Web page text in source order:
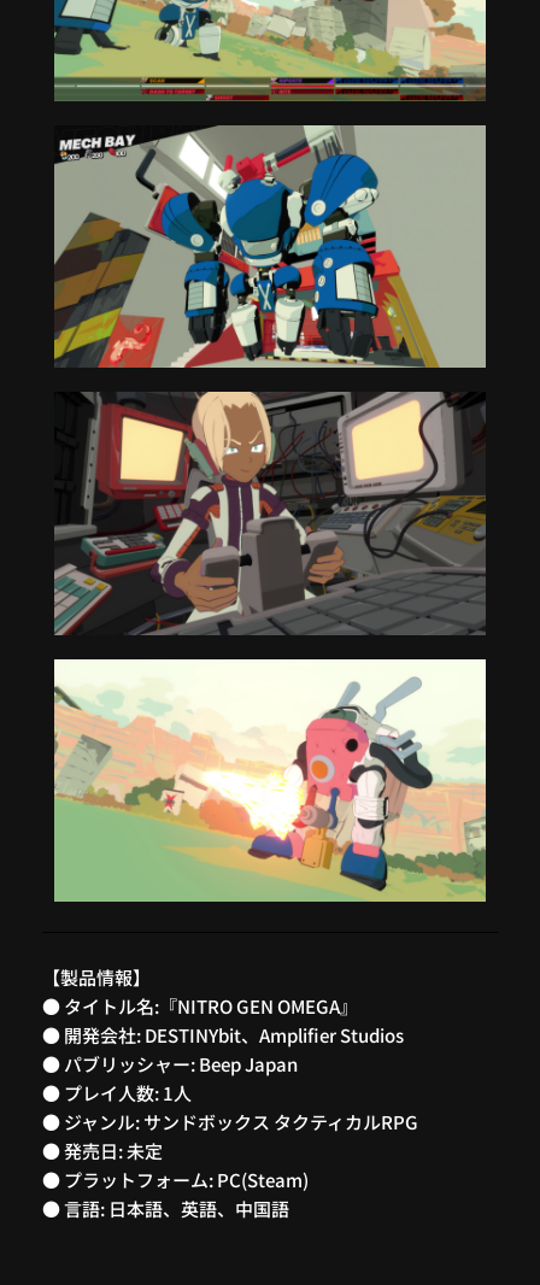
【製品情報】
● タイトル名:『NITRO GEN OMEGA』
● 開発会社: DESTINYbit、Amplifier Studios
● パブリッシャー: Beep Japan
● プレイ人数: 1人
● ジャンル: サンドボックス タクティカルRPG
● 発売日: 未定
● プラットフォーム: PC(Steam)
● 言語: 日本語、英語、中国語